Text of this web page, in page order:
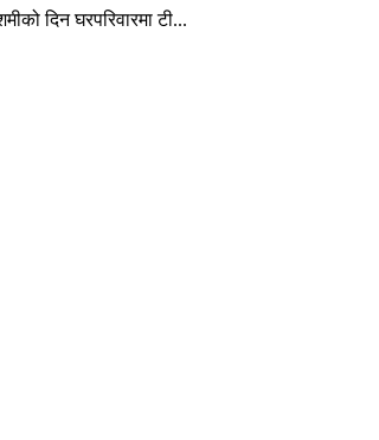
दिन घरपरिवारमा टी...